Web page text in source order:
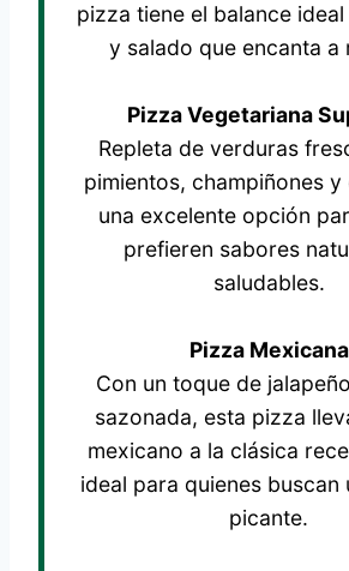
pizza tiene el balance
y salado que encanta a
Pizza Vegetariana
Repleta de verduras
pimientos, champiñones y
una excelente opción
prefieren sabores
saludables.
Pizza Mexicana
Con un toque de
sazonada, esta pizza
mexicano a la clásica
ideal para quienes buscan
picante.